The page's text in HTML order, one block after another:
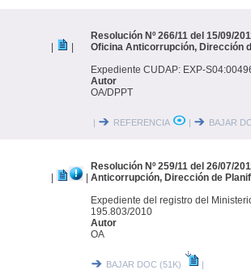
Resolución Nº 266/11 del 15/09/
Oficina Anticorrupción, Dirección
Expediente CUDAP: EXP-
Autor
OA/DPPT
| REFERENCIA | BAJAR
Resolución Nº 259/11 del 26/07/
Anticorrupción, Dirección de
Expediente del registro del
195.803/2010
Autor
OA
BAJAR DOC (51K) |